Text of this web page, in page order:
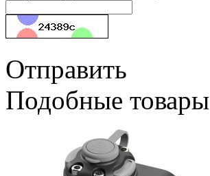
Отправить
Подобные товары